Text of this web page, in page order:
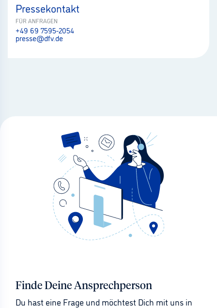
Pressekontakt
FÜR ANFRAGEN
+49 69 7595-2054
presse@dfv.de
Finde Deine Ansprechperson
Du hast eine Frage und möchtest Dich mit uns in